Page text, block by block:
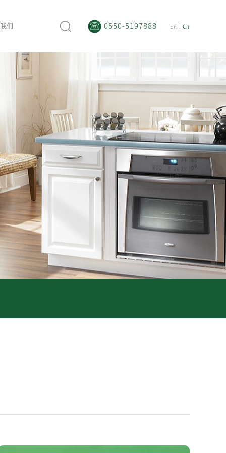
们 0550-5197888 En Cn